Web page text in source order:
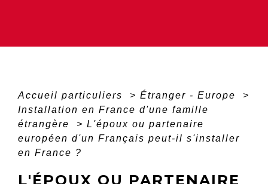
Accueil particuliers > Étranger - Europe
>
Installation en France d'une famille
étrangère
> L'époux ou partenaire
européen d'un Français peut-il s'installer
en France ?
L'ÉPOUX OU PARTENAIRE